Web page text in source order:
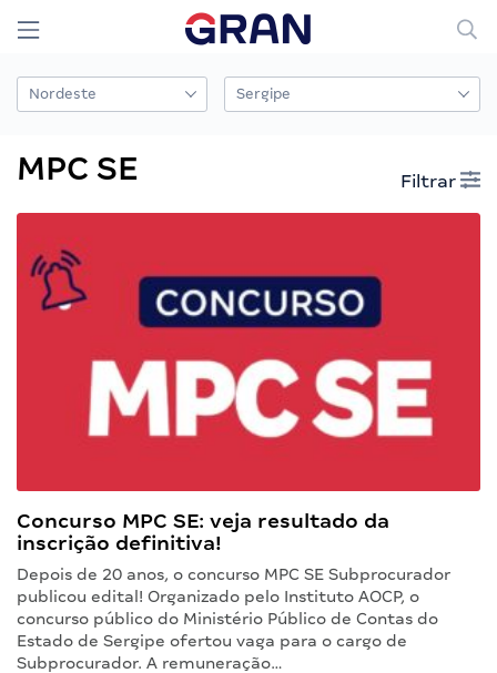
MPC SE Filtrar
Concurso MPC SE: veja resultado da
inscrição definitiva!
Depois de 20 anos, o concurso MPC SE Subprocurador
publicou edital! Organizado pelo Instituto AOCP, o
concurso público do Ministério Público de Contas do
Estado de Sergipe ofertou vaga para o cargo de
Subprocurador. A remuneração…